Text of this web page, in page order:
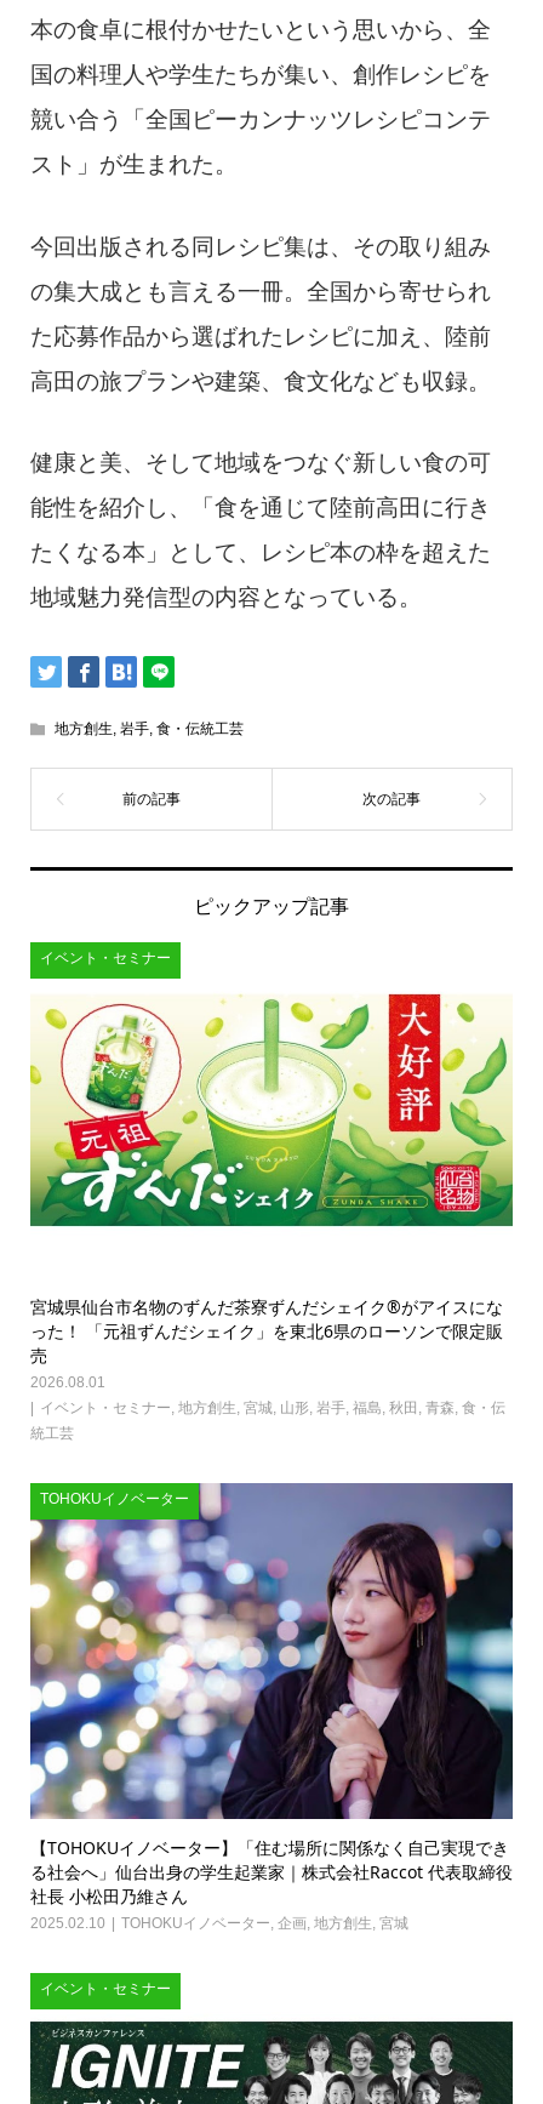
本の食卓に根付かせたいという思いから、全
国の料理人や学生たちが集い、創作レシピを
競い合う「全国ピーカンナッツレシピコンテ
スト」が生まれた。
今回出版される同レシピ集は、その取り組み
の集大成とも言える一冊。全国から寄せられ
た応募作品から選ばれたレシピに加え、陸前
高田の旅プランや建築、食文化なども収録。
健康と美、そして地域をつなぐ新しい食の可
能性を紹介し、「食を通じて陸前高田に行き
たくなる本」として、レシピ本の枠を超えた
地域魅力発信型の内容となっている。
地方創生, 岩手, 食・伝統工芸
ピックアップ記事
イベント・セミナー
宮城県仙台市名物のずんだ茶寮ずんだシェイク®がアイスにな
った！ 「元祖ずんだシェイク」を東北6県のローソンで限定販
売
2026.08.01
イベント・セミナー, 地方創生, 宮城, 山形, 岩手, 福島, 秋田 , 青森, 食・伝
統工芸
TOHOKUイノベーター
【TOHOKUイノベーター】「住む場所に関係なく自己実現でき
る社会へ」仙台出身の学生起業家｜株式会社Raccot 代表取締役
社長 小松田乃維さん
2025.02.10 TOHOKUイノベーター, 企画, 地方創生, 宮城
イベント・セミナー